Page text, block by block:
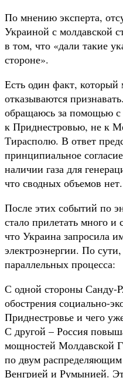
По мнению эксперта,
Украиной с молдавской
в том, что «дали такие
стороне».
Есть один факт, который
отказываются
обращаюсь за помощью с
к Приднестровью, не к
Тирасполю. В ответ
принципиальное
наличии газа для
что сводных объемов нет.
После этих событий по
стало прилетать много и
что Украина запросила
электроэнергии. По
параллельных процесса:
С одной стороны Санду-
обострения социально-
Приднестровье и чего
С другой – Россия
мощностей Молдавской
по двум
Венгрией и Румынией.